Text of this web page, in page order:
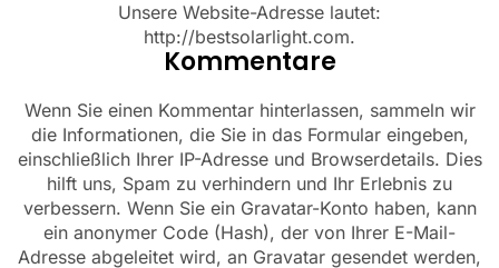
Unsere Website-Adresse lautet:
http://bestsolarlight.com.
Kommentare
Wenn Sie einen Kommentar hinterlassen, sammeln wir
die Informationen, die Sie in das Formular eingeben,
einschließlich Ihrer IP-Adresse und Browserdetails. Dies
hilft uns, Spam zu verhindern und Ihr Erlebnis zu
verbessern. Wenn Sie ein Gravatar-Konto haben, kann
ein anonymer Code (Hash), der von Ihrer E-Mail-
Adresse abgeleitet wird, an Gravatar gesendet werden,